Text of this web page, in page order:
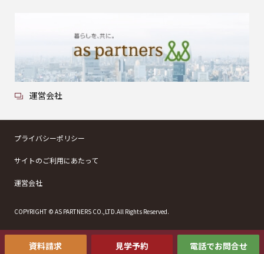
資料請求 見学予約 電話でお問合せ
運営会社
プライバシーポリシー
サイトのご利用にあたって
運営会社
COPYRIGHT © AS PARTNERS CO.,LTD.All Rights Reserved.